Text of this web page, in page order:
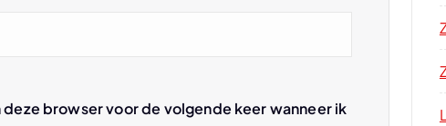
browser voor de volgende keer wanneer ik